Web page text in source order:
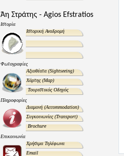
Άη Στράτης - Agios Efstratios
Ιστορία
Ιστορική Αναδρομή
Φωτογραφίες
Αξιοθέατα(Sightseeing)
Χάρτης(Map)
Τουριστικός Οδηγός
Πληροφορίες
Διαμονή(Accommodation)
Συγκοινωνίες(Transport)
Brochure
Επικοινωνία
Χρήσιμα Τηλέφωνα
Email